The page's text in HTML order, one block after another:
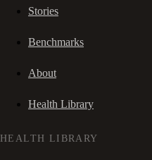
Stories
Benchmarks
About
Health Library
HEALTH LIBRARY